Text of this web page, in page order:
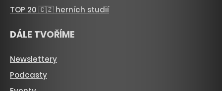
TOP 20 🇨🇿 herních studií
DÁLE TVOŘÍME
Newslettery
Podcasty